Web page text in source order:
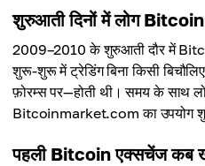
शुरुआती दिनों में लोग
2009–2010 के शुरुआती दौर में
शुरू-शुरू में ट्रेडिंग बिना किसी
फ़ोरम्स पर—होती थी। समय के साथ
Bitcoinmarket.com का उपयोग
पहली Bitcoin एक्सचेंज कब